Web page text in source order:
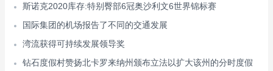
斯诺克2020库存:特别臀部6冠奥沙利文6世界锦标赛
国际集团的机场报告了不同的交通发展
湾流获得可持续发展领导奖
钻石度假村赞扬北卡罗来纳州颁布立法以扩大该州的分时度假